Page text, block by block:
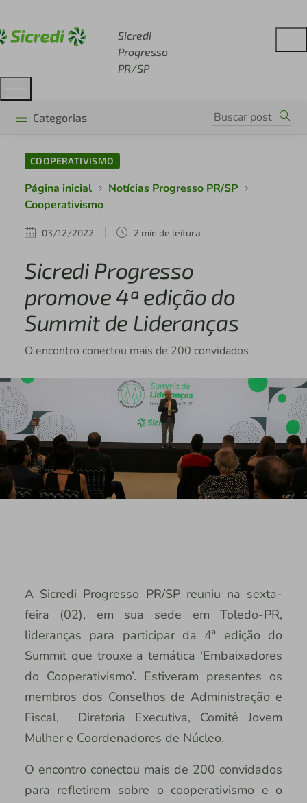
Sicredi
Progresso
PR/SP
Categorias
COOPERATIVISMO
Página inicial
Notícias Progresso PR/SP
Cooperativismo
03/12/2022 2 min de leitura
Sicredi Progresso
promove 4ª edição do
Summit de Lideranças
O encontro conectou mais de 200 convidados
A Sicredi Progresso PR/SP reuniu na sexta-
feira (02), em sua sede em Toledo-PR,
lideranças para participar da 4ª edição do
Summit que trouxe a temática ‘Embaixadores
do Cooperativismo’. Estiveram presentes os
membros dos Conselhos de Administração e
Fiscal, Diretoria Executiva, Comitê Jovem
Mulher e Coordenadores de Núcleo.
O encontro conectou mais de 200 convidados
para refletirem sobre o cooperativismo e o